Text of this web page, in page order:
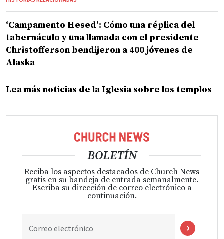
‘Campamento Hesed’: Cómo una réplica del
tabernáculo y una llamada con el presidente
Christofferson bendijeron a 400 jóvenes de
Alaska
Lea más noticias de la Iglesia sobre los templos
BOLETÍN
Reciba los aspectos destacados de Church News
gratis en su bandeja de entrada semanalmente.
Escriba su dirección de correo electrónico a
continuación.
Correo electrónico